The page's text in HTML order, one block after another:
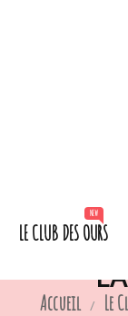
LE CLUB DES OURS
NEW
Accueil Le